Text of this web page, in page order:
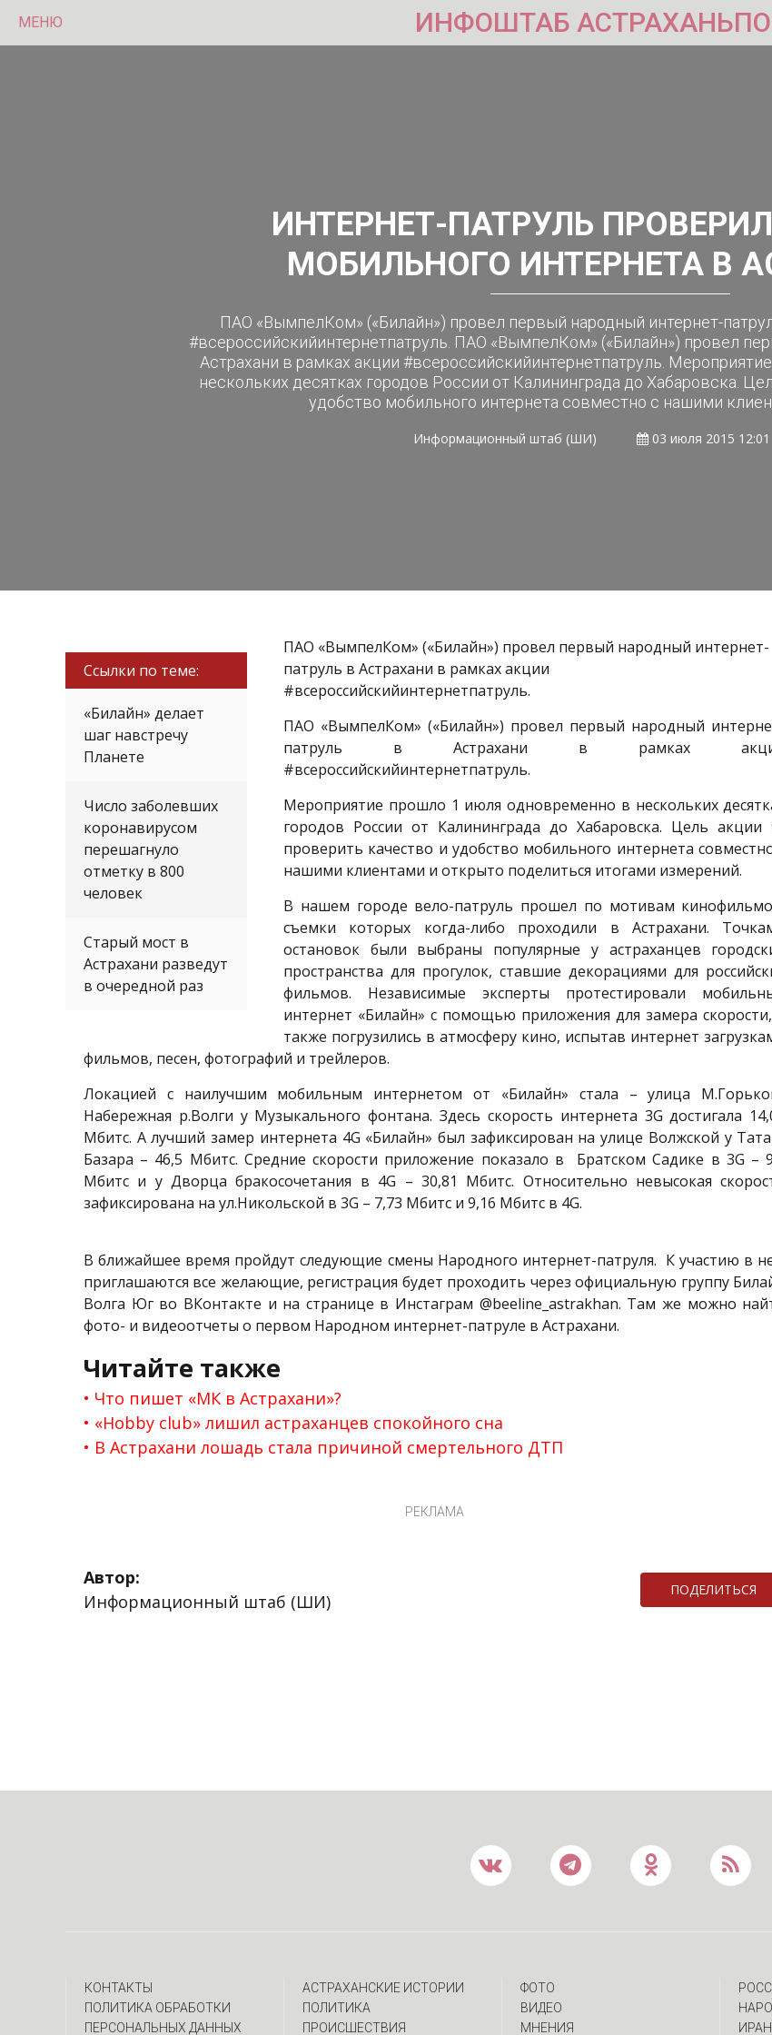
МЕНЮ ИНФОШТАБ
ИНТЕРНЕТ-ПАТРУЛЬ
МОБИЛЬНОГО ИНТЕРНЕТА В
ПАО «ВымпелКом» («Билайн») провел первый народный интернет-
#всероссийскийинтернетпатруль. ПАО «ВымпелКом» («Билайн») провел
Астрахани в рамках акции #всероссийскийинтернетпатруль.
нескольких десятках городов России от Калининграда до Хабаровска.
удобство мобильного интернета совместно с нашими
Информационный штаб (ШИ) 03 июля 2015 12:01
Ссылки по теме:
«Билайн» делает
шаг навстречу
Планете
Число заболевших
коронавирусом
перешагнуло
отметку в 800
человек
Старый мост в
Астрахани разведут
в очередной раз
ПАО «ВымпелКом» («Билайн») провел первый народный интернет-
патруль в Астрахани в рамках акции
#всероссийскийинтернетпатруль.
ПАО «ВымпелКом» («Билайн») провел первый народный
патруль в Астрахани в рамках
#всероссийскийинтернетпатруль.
Мероприятие прошло 1 июля одновременно в нескольких
городов России от Калининграда до Хабаровска. Цель
проверить качество и удобство мобильного интернета
нашими клиентами и открыто поделиться итогами измерений.
В нашем городе вело-патруль прошел по мотивам
съемки которых когда-либо проходили в Астрахани.
остановок были выбраны популярные у астраханцев
пространства для прогулок, ставшие декорациями для
фильмов. Независимые эксперты протестировали
интернет «Билайн» с помощью приложения для замера
также погрузились в атмосферу кино, испытав интернет
фильмов, песен, фотографий и трейлеров.
Локацией с наилучшим мобильным интернетом от «Билайн» стала – улица
Набережная р.Волги у Музыкального фонтана. Здесь скорость интернета 3G достигала
Мбитс. А лучший замер интернета 4G «Билайн» был зафиксирован на улице Волжской у
Базара – 46,5 Мбитс. Средние скорости приложение показало в Братском Садике в 3G –
Мбитс и у Дворца бракосочетания в 4G – 30,81 Мбитс. Относительно невысокая
зафиксирована на ул.Никольской в 3G – 7,73 Мбитс и 9,16 Мбитс в 4G.
В ближайшее время пройдут следующие смены Народного интернет-патруля. К участию в
приглашаются все желающие, регистрация будет проходить через официальную группу
Волга Юг во ВКонтакте и на странице в Инстаграм @beeline_astrakhan. Там же можно
фото- и видеоотчеты о первом Народном интернет-патруле в Астрахани.
Читайте также
Что пишет «МК в Астрахани»?
«Hobby club» лишил астраханцев спокойного сна
В Астрахани лошадь стала причиной смертельного ДТП
РЕКЛАМА
Автор:
Информационный штаб (ШИ)
ПОДЕЛИТЬСЯ
КОНТАКТЫ
ПОЛИТИКА ОБРАБОТКИ
ПЕРСОНАЛЬНЫХ ДАННЫХ
АСТРАХАНСКИЕ ИСТОРИИ
ПОЛИТИКА
ПРОИСШЕСТВИЯ
ФОТО
ВИДЕО
МНЕНИЯ
ИРАН